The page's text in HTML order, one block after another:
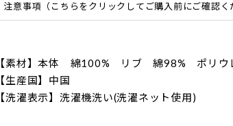
注意事項（こちらをクリックしてご購入前にご確認く
【素材】本体 綿100% リブ 綿98% ポリウ
【生産国】中国
【洗濯表示】洗濯機洗い(洗濯ネット使用)